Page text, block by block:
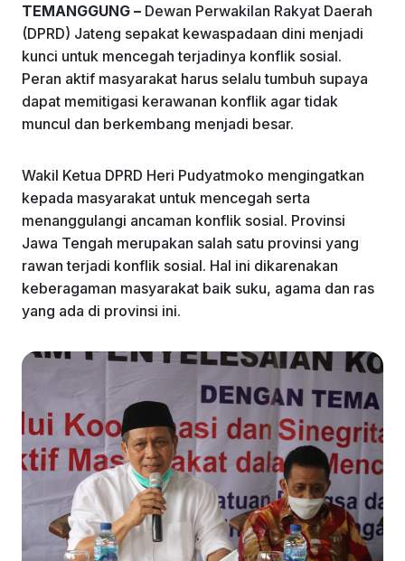
o
k
p
TEMANGGUNG – Dewan Perwakilan Rakyat Daerah
(DPRD) Jateng sepakat kewaspadaan dini menjadi
kunci untuk mencegah terjadinya konflik sosial.
Peran aktif masyarakat harus selalu tumbuh supaya
dapat memitigasi kerawanan konflik agar tidak
muncul dan berkembang menjadi besar.
Wakil Ketua DPRD Heri Pudyatmoko mengingatkan
kepada masyarakat untuk mencegah serta
menanggulangi ancaman konflik sosial. Provinsi
Jawa Tengah merupakan salah satu provinsi yang
rawan terjadi konflik sosial. Hal ini dikarenakan
keberagaman masyarakat baik suku, agama dan ras
yang ada di provinsi ini.